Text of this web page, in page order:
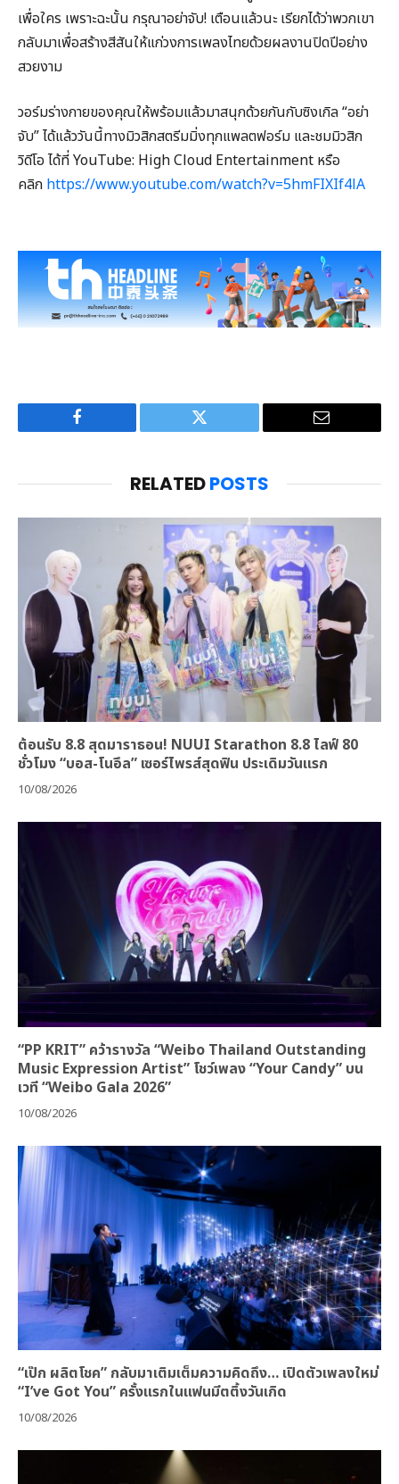
เพื่อใคร เพราะฉะนั้น กรุณาอย่าจับ! เตือนแล้วนะ เรียกได้ว่าพวกเขา
กลับมาเพื่อสร้างสีสันให้แก่วงการเพลงไทยด้วยผลงานปิดปีอย่าง
สวยงาม
วอร์มร่างกายของคุณให้พร้อมแล้วมาสนุกด้วยกันกับซิงเกิล “อย่า
จับ” ได้แล้ววันนี้ทางมิวสิกสตรีมมิ่งทุกแพลตฟอร์ม และชมมิวสิก
วิดีโอ ได้ที่ YouTube: High Cloud Entertainment หรือ
คลิก https://www.youtube.com/watch?v=5hmFIXIf4lA
Facebook Twitter Email
RELATEDPOSTS
ต้อนรับ 8.8 สุดมาราธอน! NUUI Starathon 8.8 ไลฟ์ 80
ชั่วโมง “บอส-โนอึล” เซอร์ไพรส์สุดฟิน ประเดิมวันแรก
10/08/2026
“PP KRIT” คว้ารางวัล “Weibo Thailand Outstanding
Music Expression Artist” โชว์เพลง “Your Candy” บน
เวที “Weibo Gala 2026”
10/08/2026
“เป๊ก ผลิตโชค” กลับมาเติมเต็มความคิดถึง… เปิดตัวเพลงใหม่
“I’ve Got You” ครั้งแรกในแฟนมีตติ้งวันเกิด
10/08/2026